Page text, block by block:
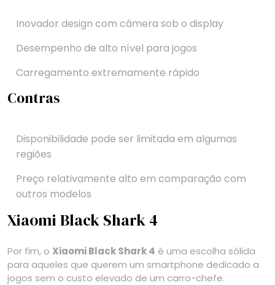
Inovador design com câmera sob o display
Desempenho de alto nível para jogos
Carregamento extremamente rápido
Contras
Disponibilidade pode ser limitada em algumas
regiões
Preço relativamente alto em comparação com
outros modelos
Xiaomi Black Shark 4
Por fim, o Xiaomi Black Shark 4 é uma escolha sólida
para aqueles que querem um smartphone dedicado a
jogos sem o custo elevado de um carro-chefe.